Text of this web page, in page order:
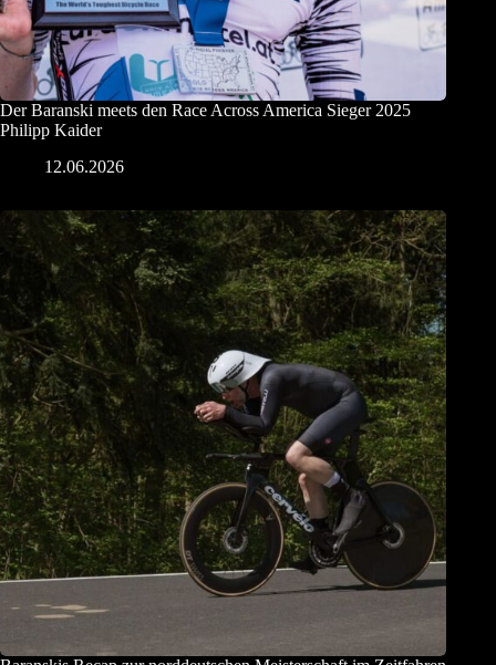
Der Baranski meets den Race Across America Sieger 2025
Philipp Kaider
12.06.2026